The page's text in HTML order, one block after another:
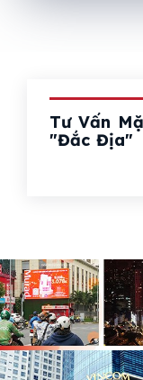
Tư Vấn
"Đắc Địa"